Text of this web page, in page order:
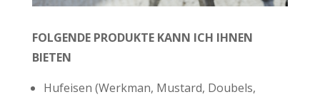
FOLGENDE PRODUKTE KANN ICH IHNEN
BIETEN
Hufeisen (Werkman, Mustard, Doubels,